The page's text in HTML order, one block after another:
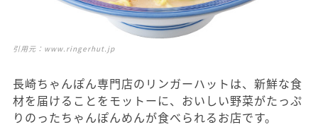
引用元： www.ringerhut.jp
長崎ちゃんぽん専門店のリンガーハットは、新鮮な食
材を届けることをモットーに、おいしい野菜がたっぷ
りのったちゃんぽんめんが食べられるお店です。